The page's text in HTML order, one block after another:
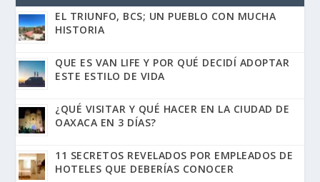
EL TRIUNFO, BCS; UN PUEBLO CON MUCHA
HISTORIA
QUE ES VAN LIFE Y POR QUÉ DECIDÍ ADOPTAR
ESTE ESTILO DE VIDA
¿QUÉ VISITAR Y QUÉ HACER EN LA CIUDAD DE
OAXACA EN 3 DÍAS?
11 SECRETOS REVELADOS POR EMPLEADOS DE
HOTELES QUE DEBERÍAS CONOCER